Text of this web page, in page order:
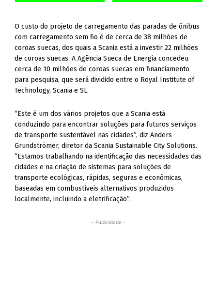
O custo do projeto de carregamento das paradas de ônibus
com carregamento sem fio é de cerca de 38 milhões de
coroas suecas, dos quais a Scania está a investir 22 milhões
de coroas suecas. A Agência Sueca de Energia concedeu
cerca de 10 milhões de coroas suecas em financiamento
para pesquisa, que será dividido entre o Royal Institute of
Technology, Scania e SL.
“Este é um dos vários projetos que a Scania está
conduzindo para encontrar soluções para futuros serviços
de transporte sustentável nas cidades”, diz Anders
Grundströmer, diretor da Scania Sustainable City Solutions.
“Estamos trabalhando na identificação das necessidades das
cidades e na criação de sistemas para soluções de
transporte ecológicas, rápidas, seguras e econômicas,
baseadas em combustíveis alternativos produzidos
localmente, incluindo a eletrificação”.
- Publicidade -